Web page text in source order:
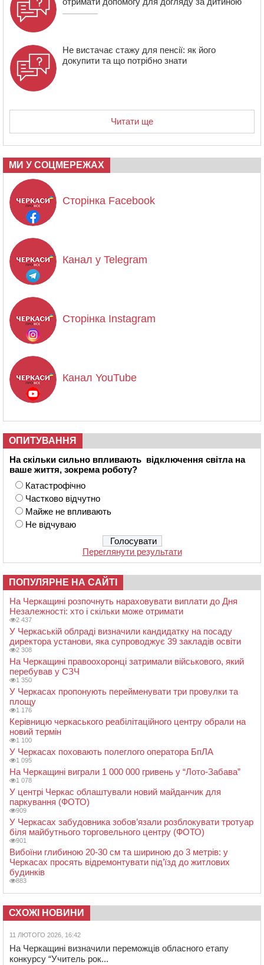
Не вистачає стажу для пенсії: як його
докупити та що потрібно знати
Читати ще
МИ У СОЦМЕРЕЖАХ
Сторінка Facebook
Канал у Telegram
Сторінка Instagram
Канал YouTube
ОПИТУВАННЯ
На скільки сильно впливають відключення світла на
ваше життя, зокрема роботу?
Катастрофічно
Частково відчутно
Майже не впливають
Не відчуваю
Переглянути результати
ПОПУЛЯРНЕ НА САЙТІ
На Черкащині розпочнуть нараховувати виплати до Дня
Незалежності: хто і скільки може отримати
2 437
У Черкаській облраді визначили кандидатку на посаду
директора установи, яка супроводжує 39 закладів освіти
2 308
На Черкащині правоохоронці затримали військового, який
перебував у СЗЧ
1 350
У Черкасах пропонують перейменувати три провулки та
площу
1 176
Керівницю черкаського реабілітаційного центру обрали на
новий термін
1 100
У Черкасах поховають полеглого оператора БпЛА
1 095
На Черкащині виграли 1 000 000 гривень у “Лото-Забава”
1 078
У центрі Черкас облаштували новий майданчик для
паркування (ФОТО)
909
У Черкасах забудовника зобов’язали розблокувати тротуар
біля майбутнього торговельного центру (ФОТО)
901
Вибоїни глибиною 20-30 см та шириною до 3 метрів: у
Черкасах просять відремонтувати під’їзд до житлових
будинків
883
СХОЖІ НОВИНИ
11 ЛЮТОГО 2026, 16:42
На Черкащині визначили переможців обласного етапу
конкурсу “Учитель рок...